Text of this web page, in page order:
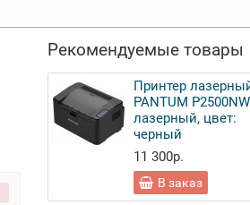
Рекомендуемые товары
Принтер
PANTUM P2500NW
лазерный, цвет:
черный
11 300р.
В заказ